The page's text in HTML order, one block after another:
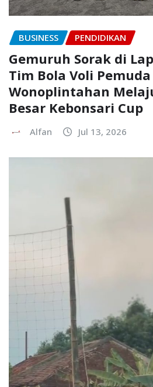
BUSINESS PENDIDIKAN
Gemuruh Sorak di
Tim Bola Voli Pemuda
Wonoplintahan
Besar Kebonsari Cup
Alfan Jul 13, 2026